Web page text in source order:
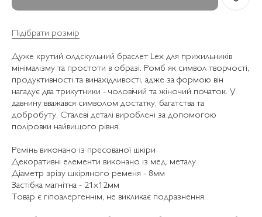
Підібрати розмір
Дуже крутий олдскульний браслет Lex для прихильників
мінімалізму та простоти в образі. Ромб як символ творчості,
продуктивності та винахідливості, адже за формою він
нагадує два трикутники - чоловічий та жіночий початок. У
давнину вважався символом достатку, багатства та
добробуту. Сталеві деталі вироблені за допомогою
поліровки найвищого рівня.
Ремінь виконано із пресованої шкіри
Декоративні елементи виконано із мед. металу
Діаметр зрізу шкіряного ременя - 8мм
Застібка магнітна - 21х12мм
Товар є гіпоалергеннім, не викликає подразнення